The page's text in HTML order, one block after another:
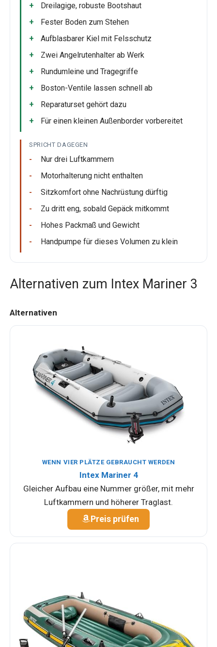
Dreilagige, robuste Bootshaut
Fester Boden zum Stehen
Aufblasbarer Kiel mit Felsschutz
Zwei Angelrutenhalter ab Werk
Rundumleine und Tragegriffe
Boston-Ventile lassen schnell ab
Reparaturset gehört dazu
Für einen kleinen Außenborder vorbereitet
SPRICHT DAGEGEN
Nur drei Luftkammern
Motorhalterung nicht enthalten
Sitzkomfort ohne Nachrüstung dürftig
Zu dritt eng, sobald Gepäck mitkommt
Hohes Packmaß und Gewicht
Handpumpe für dieses Volumen zu klein
Alternativen zum Intex Mariner 3
Alternativen
WENN VIER PLÄTZE GEBRAUCHT WERDEN
Intex Mariner 4
Gleicher Aufbau eine Nummer größer, mit mehr
Luftkammern und höherer Traglast.
Preis prüfen